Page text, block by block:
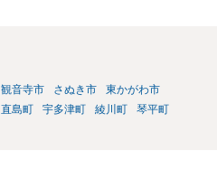
観音寺市 さぬき市
東かがわ市
直島町 宇多津町 綾川町
琴平町